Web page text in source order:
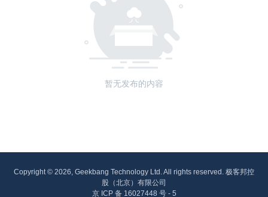
暂无发布的内容
Copyright © 2026, Geekbang Technology Ltd. All rights reserved. 极客邦控
股（北京）有限公司
京 ICP 备 16027448 号 - 5